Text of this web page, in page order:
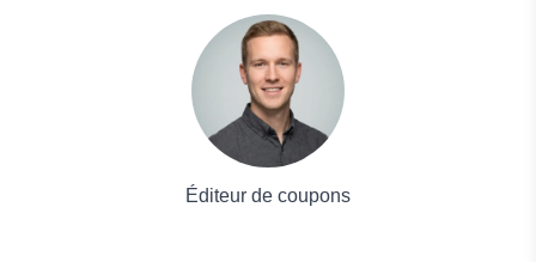
Éditeur de coupons